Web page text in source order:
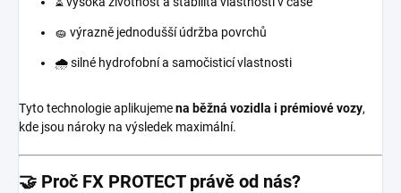
🧽 výrazně jednodušší údržba povrchů
🌧️ silné hydrofobní a samočisticí vlastnosti
Tyto technologie aplikujemena běžná vozidla i prémiové vozy,
kde jsou nároky na výsledek maximální.
🤝 Proč FX PROTECT právě od nás?